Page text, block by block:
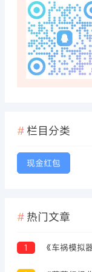
栏目分类
现金红包
热门文章
1 《车祸模拟